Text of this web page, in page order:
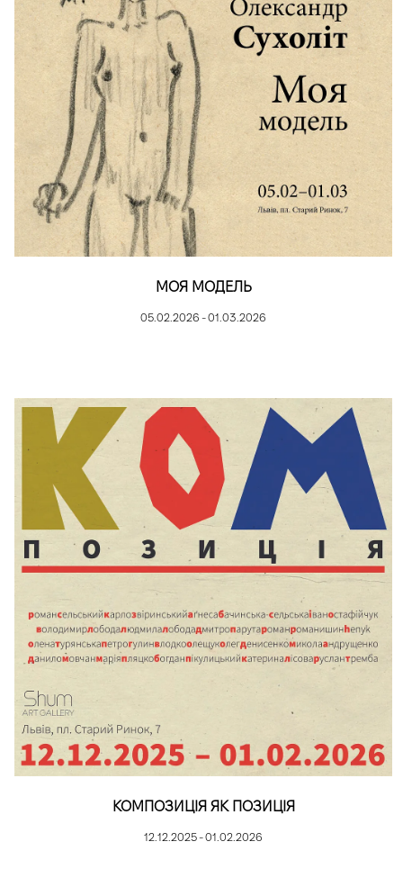
МОЯ МОДЕЛЬ
05.02.2026 - 01.03.2026
КОМПОЗИЦІЯ ЯК ПОЗИЦІЯ
12.12.2025 - 01.02.2026